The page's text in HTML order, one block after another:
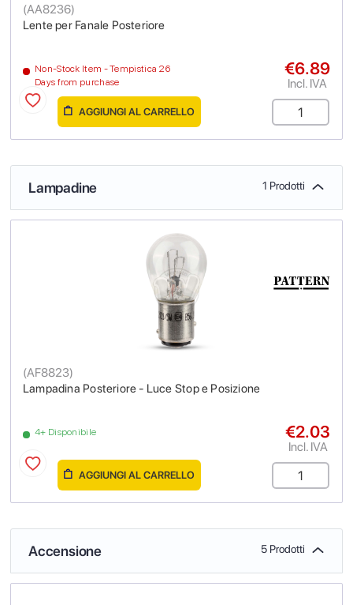
Lente per Fanale Posteriore
(AA8236)
Non-Stock Item - Tempistica 26
Days from purchase
€6.89
Incl. IVA
AGGIUNGI AL CARRELLO
Lampadine 1 Prodotti
Lampadina Posteriore - Luce Stop e Posizione
(AF8823)
4+ Disponibile €2.03
Incl. IVA
AGGIUNGI AL CARRELLO
Accensione 5 Prodotti